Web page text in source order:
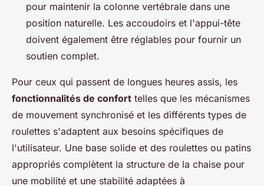
pour maintenir la colonne vertébrale dans une
position naturelle. Les accoudoirs et l'appui-tête
doivent également être réglables pour fournir un
soutien complet.
Pour ceux qui passent de longues heures assis, les
fonctionnalités de confort telles que les mécanismes
de mouvement synchronisé et les différents types de
roulettes s'adaptent aux besoins spécifiques de
l'utilisateur. Une base solide et des roulettes ou patins
appropriés complètent la structure de la chaise pour
une mobilité et une stabilité adaptées à